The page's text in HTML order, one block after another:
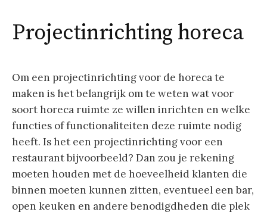
Projectinrichting horeca
Om een projectinrichting voor de horeca te
maken is het belangrijk om te weten wat voor
soort horeca ruimte ze willen inrichten en welke
functies of functionaliteiten deze ruimte nodig
heeft. Is het een projectinrichting voor een
restaurant bijvoorbeeld? Dan zou je rekening
moeten houden met de hoeveelheid klanten die
binnen moeten kunnen zitten, eventueel een bar,
open keuken en andere benodigdheden die plek